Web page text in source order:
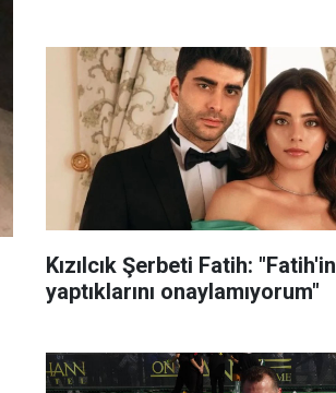
Kızılcık Şerbeti Fatih: "Fatih'in
yaptıklarını onaylamıyorum"